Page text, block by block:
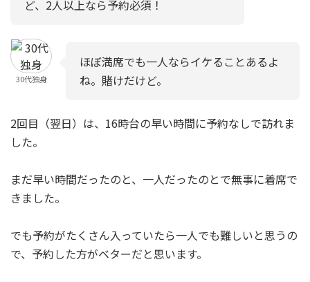
ど、2人以上なら予約必須！
30代独身
ほぼ満席でも一人ならイケることあるよ
ね。賭けだけど。
2回目（翌日）は、16時台の早い時間に予約なしで訪れま
した。
まだ早い時間だったのと、一人だったのとで無事に着席で
きました。
でも予約がたくさん入っていたら一人でも難しいと思うの
で、予約した方がベターだと思います。